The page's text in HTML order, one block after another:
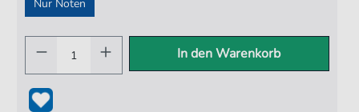
Nur Noten
In den Warenkorb